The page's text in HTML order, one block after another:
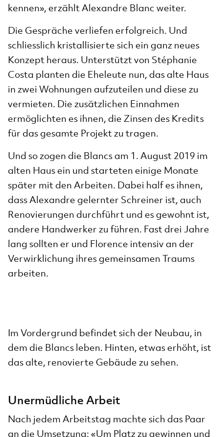
kennen», erzählt Alexandre Blanc weiter.
Die Gespräche verliefen erfolgreich. Und
schliesslich kristallisierte sich ein ganz neues
Konzept heraus. Unterstützt von Stéphanie
Costa planten die Eheleute nun, das alte Haus
in zwei Wohnungen aufzuteilen und diese zu
vermieten. Die zusätzlichen Einnahmen
ermöglichten es ihnen, die Zinsen des Kredits
für das gesamte Projekt zu tragen.
Und so zogen die Blancs am 1. August 2019 im
alten Haus ein und starteten einige Monate
später mit den Arbeiten. Dabei half es ihnen,
dass Alexandre gelernter Schreiner ist, auch
Renovierungen durchführt und es gewohnt ist,
andere Handwerker zu führen. Fast drei Jahre
lang sollten er und Florence intensiv an der
Verwirklichung ihres gemeinsamen Traums
arbeiten.
Im Vordergrund befindet sich der Neubau, in
dem die Blancs leben. Hinten, etwas erhöht, ist
das alte, renovierte Gebäude zu sehen.
Unermüdliche Arbeit
Nach jedem Arbeitstag machte sich das Paar
an die Umsetzung: «Um Platz zu gewinnen und